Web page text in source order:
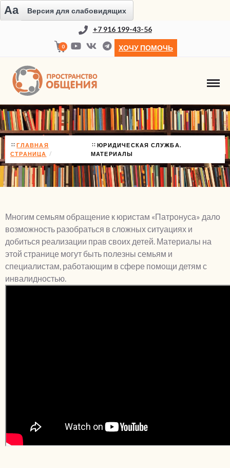
Aa Версия для слабовидящих
+7 916 199-43-56
0 ХОЧУ ПОМОЧЬ
ЮРИДИЧЕСКАЯ СЛУЖБА. МАТЕРИАЛЫ
ГЛАВНАЯ
СТРАНИЦА
ЮРИДИЧЕСКАЯ СЛУЖБА.
МАТЕРИАЛЫ
Многим семьям обращение к юристам «Патронуса» дало
возможность разобраться в сложных ситуациях и
добиться реализации прав своих детей. Материалы на
этой странице могут быть полезны семьям и
специалистам, работающим в сфере помощи детям с
инвалидностью.